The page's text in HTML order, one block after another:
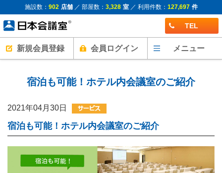
施設数： 902 店舗／ 部屋数： 3,328 室／ 利用件数： 127,697 件
TEL
新規会員登録 会員ログイン メニュー
宿泊も可能！ホテル内会議室のご紹介
2021年04月30日
宿泊も可能！ホテル内会議室のご紹介